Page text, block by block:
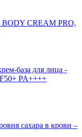
BODY CREAM PRO,
база для лица -
PA++++
сахара в крови –